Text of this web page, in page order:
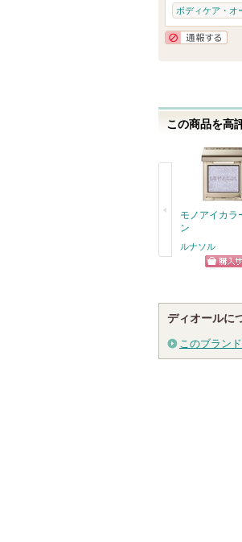
ボディケア・オ
この商品を高
モノアイカラ
ン
ルナソル
ディオールに
このブラン